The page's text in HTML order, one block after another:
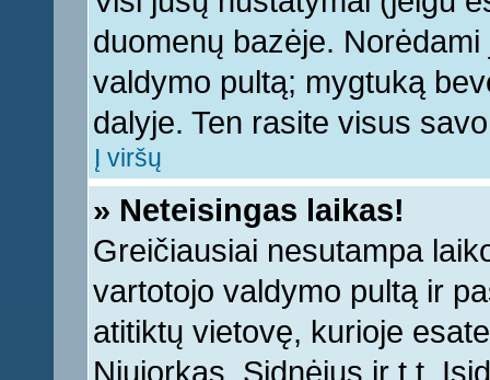
duomenų bazėje.
valdymo pultą; mygtuką
dalyje. Ten rasite visus
Į viršų
» Neteisingas laikas!
Greičiausiai nesutampa
vartotojo valdymo pultą ir
atitiktų vietovę, kurioje
Niujorkas, Sidnėjus ir t.t.